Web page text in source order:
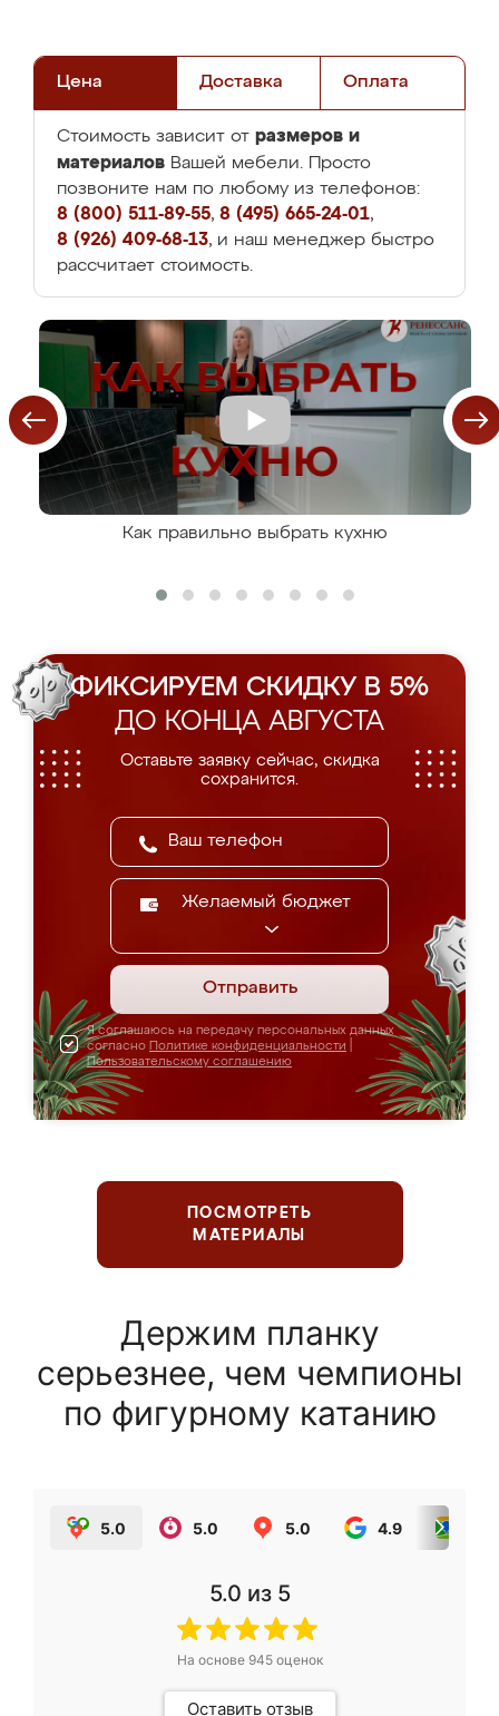
Цена Доставка Оплата
Стоимость зависит от размеров и
материалов Вашей мебели. Просто
позвоните нам по любому из телефонов:
8 (800) 511-89-55, 8 (495) 665-24-01,
8 (926) 409-68-13, и наш менеджер быстро
рассчитает стоимость.
Как правильно выбрать кухню
ФИКСИРУЕМ СКИДКУ В 5%
ДО КОНЦА АВГУСТА
Оставьте заявку сейчас, скидка
сохранится.
Желаемый бюджет
Отправить
Я соглашаюсь на передачу персональных данных
согласно Политике конфиденциальности
Пользовательскому соглашению
ПОСМОТРЕТЬ
МАТЕРИАЛЫ
Держим планку
серьезнее, чем чемпионы
по фигурному катанию
5.0 5.0 5.0 4.9
5.0 из 5
На основе 945оценок
Оставить отзыв